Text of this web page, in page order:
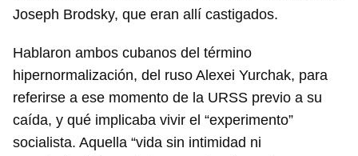
Joseph Brodsky, que eran allí castigados.
Hablaron ambos cubanos del término
hipernormalización, del ruso Alexei Yurchak, para
referirse a ese momento de la URSS previo a su
caída, y qué implicaba vivir el “experimento”
socialista. Aquella “vida sin intimidad ni